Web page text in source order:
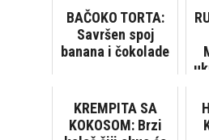
BAČOKO TORTA:
Savršen spoj
banana i čokolade
KREMPITA SA
KOKOSOM: Brzi